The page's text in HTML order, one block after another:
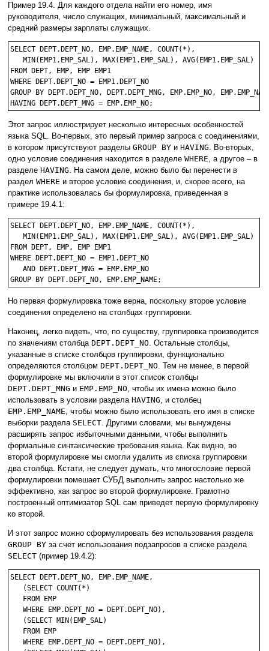
Пример 19.4. Для каждого отдела найти его номер, имя
руководителя, число служащих, минимальный, максимальный и
средний размеры зарплаты служащих.
SELECT DEPT.DEPT_NO, EMP.EMP_NAME, COUNT(*),
   MIN(EMP1.EMP_SAL), MAX(EMP1.EMP_SAL), AVG(EMP1.EMP_SAL)
FROM DEPT, EMP, EMP EMP1
WHERE DEPT.DEPT_NO = EMP1.DEPT_NO
GROUP BY DEPT.DEPT_NO, DEPT.DEPT_MNG, EMP.EMP_NO,
Этот запрос иллюстрирует несколько интересных особенностей
языка SQL. Во-первых, это первый пример запроса с соединениями,
в котором присутствуют разделы GROUP BY и HAVING. Во-вторых,
одно условие соединения находится в разделе WHERE, а другое – в
разделе HAVING. На самом деле, можно было бы перенести в
раздел WHERE и второе условие соединения, и, скорее всего, на
практике использовалась бы формулировка, приведенная в
примере 19.4.1:
SELECT DEPT.DEPT_NO, EMP.EMP_NAME, COUNT(*),
   MIN(EMP1.EMP_SAL), MAX(EMP1.EMP_SAL), AVG(EMP1.EMP_SAL)
FROM DEPT, EMP, EMP EMP1
WHERE DEPT.DEPT_NO = EMP1.DEPT_NO
   AND DEPT.DEPT_MNG = EMP.EMP_NO
Но первая формулировка тоже верна, поскольку второе условие
соединения определено на столбцах группировки.
Наконец, легко видеть, что, по существу, группировка производится
по значениям столбца DEPT.DEPT_NO. Остальные столбцы,
указанные в списке столбцов группировки, функционально
определяются столбцом DEPT.DEPT_NO. Тем не менее, в первой
формулировке мы включили в этот список столбцы
DEPT.DEPT_MNG и EMP.EMP_NO, чтобы их имена можно было
использовать в условии раздела HAVING, и столбец
EMP.EMP_NAME, чтобы можно было использовать его имя в списке
выборки раздела SELECT. Другими словами, мы вынуждены
расширять запрос избыточными данными, чтобы выполнить
формальные синтаксические требования языка. Как видно, во
второй формулировке мы смогли удалить из списка группировки
два столбца. Кстати, не следует думать, что многословие первой
формулировки помешает СУБД выполнить запрос настолько же
эффективно, как запрос во второй формулировке. Грамотно
построенный оптимизатор SQL сам приведет первую формулировку
ко второй.
И этот запрос можно сформулировать без использования раздела
GROUP BY за счет использования подзапросов в списке раздела
SELECT (пример 19.4.2):
SELECT DEPT.DEPT_NO, EMP.EMP_NAME,
   (SELECT COUNT(*)
   FROM EMP
   WHERE EMP.DEPT_NO = DEPT.DEPT_NO),
   (SELECT MIN(EMP_SAL)
   FROM EMP
   WHERE EMP.DEPT_NO = DEPT.DEPT_NO),